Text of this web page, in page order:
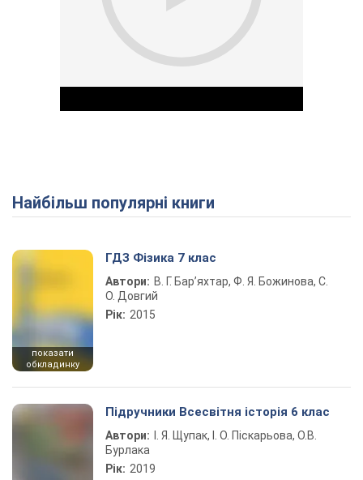
Play Video
Найбільш популярні книги
показати
обкладинку
ГДЗ Фізика 7 клас
Автори: В. Г. Бар’яхтар, Ф. Я. Божинова, С.
О. Довгий
Рік: 2015
Підручники Всесвітня історія 6 клас
Автори:
І. Я. Щупак, І. О. Піскарьова, О.В.
Бурлака
Рік: 2019